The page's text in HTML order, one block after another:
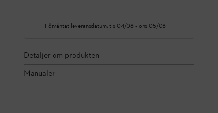
Förväntat leveransdatum: tis 04/08 - ons 05/08
Detaljer om produkten
Manualer